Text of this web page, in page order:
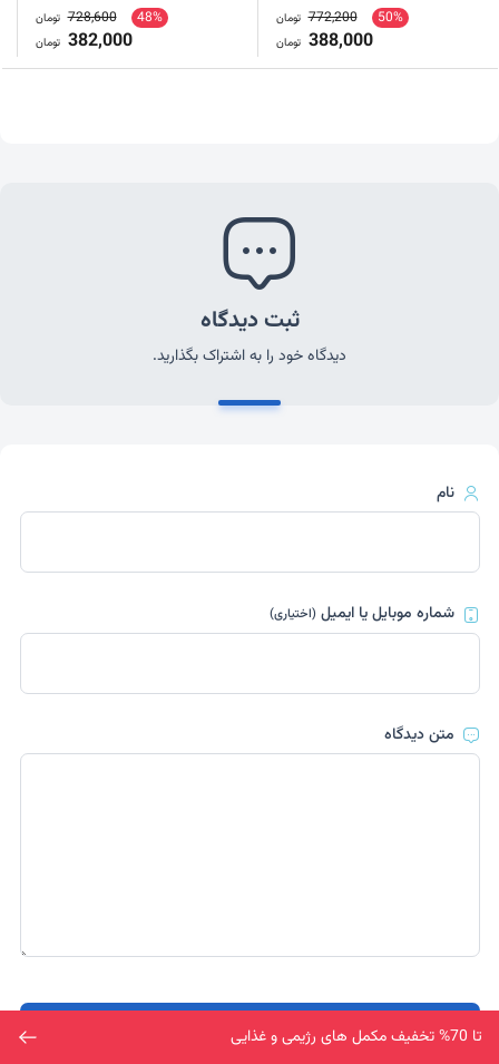
تا 70% تخفیف مکمل های رژیمی و غذایی
50%
772,200 تومان
388,000 تومان
48%
728,600 تومان
382,000 تومان
ثبت دیدگاه
دیدگاه خود را به اشتراک بگذارید.
نام
شماره موبایل یا ایمیل(اختیاری)
متن دیدگاه
ارسال